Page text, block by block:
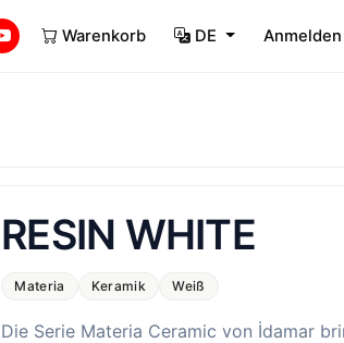
Warenkorb DE Anmelden
RESIN WHITE
Materia Keramik Weiß
Die Serie Materia Ceramic von İdamar